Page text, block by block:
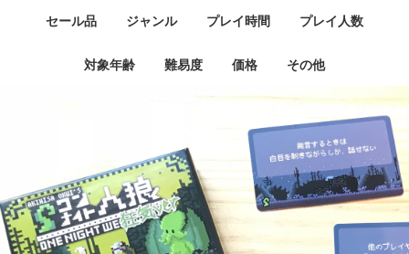
セール品
ジャンル プレイ時間 プレイ人数
対象年齢 難易度 価格 その他